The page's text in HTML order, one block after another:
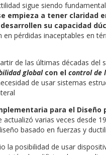
sigue siendo
empieza a tener claridad
su capacidad
pérdidas inaceptables en
de las últimas décadas del
globalcon el control de
de usar sistemas
para el Diseño
actualizó varias veces desde
basado en fuerzas y
la posibilidad de usar